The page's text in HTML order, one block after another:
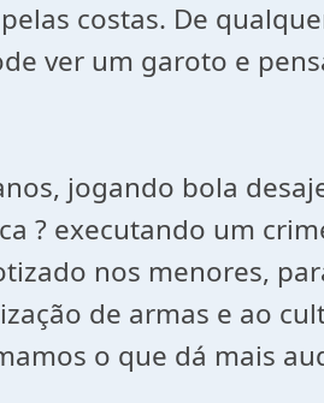
costas. De
ver um garoto e
jogando bola
? executando um
nos menores,
de armas e ao
o que dá mais